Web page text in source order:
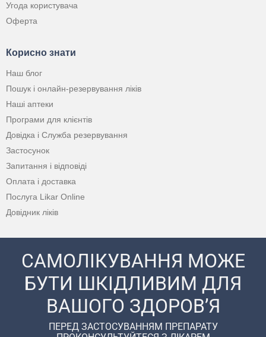
Угода користувача
Оферта
Корисно знати
Наш блог
Пошук і онлайн-резервування ліків
Наші аптеки
Програми для клієнтів
Довідка і Служба резервування
Застосунок
Запитання і відповіді
Оплата і доставка
Послуга Likar Online
Довідник ліків
САМОЛІКУВАННЯ МОЖЕ
БУТИ ШКІДЛИВИМ ДЛЯ
ВАШОГО ЗДОРОВ’Я
ПЕРЕД ЗАСТОСУВАННЯМ ПРЕПАРАТУ